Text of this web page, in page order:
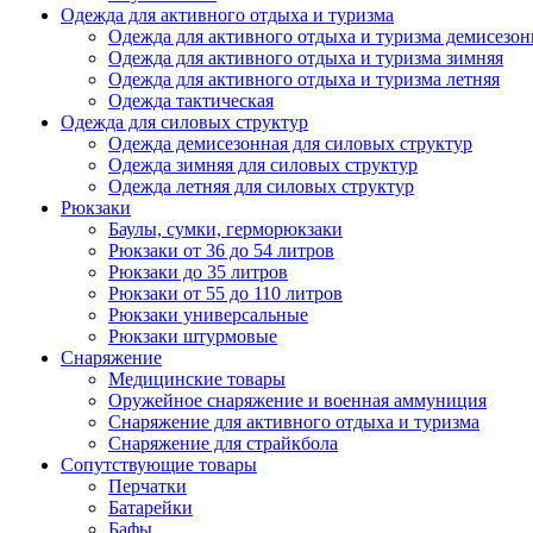
Одежда для активного отдыха и туризма
Одежда для активного отдыха и туризма
Одежда для активного отдыха и туризма зимняя
Одежда для активного отдыха и туризма летняя
Одежда тактическая
Одежда для силовых структур
Одежда демисезонная для силовых структур
Одежда зимняя для силовых структур
Одежда летняя для силовых структур
Рюкзаки
Баулы, сумки, герморюкзаки
Рюкзаки от 36 до 54 литров
Рюкзаки до 35 литров
Рюкзаки от 55 до 110 литров
Рюкзаки универсальные
Рюкзаки штурмовые
Снаряжение
Медицинские товары
Оружейное снаряжение и военная аммуниция
Снаряжение для активного отдыха и туризма
Снаряжение для страйкбола
Сопутствующие товары
Перчатки
Батарейки
Бафы